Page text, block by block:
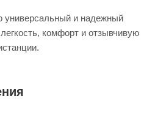
универсальный и надежный
комфорт и отзывчивую